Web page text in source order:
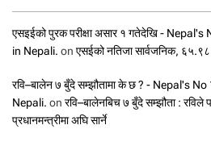
एसइईको पुरक परीक्षा असार १ गतेदेखि -
in Nepali. on एसईको नतिजा सार्वजनिक, ६५.९८
रवि–बालेन ७ बुँदे सम्झौतामा के छ ? - Nepal's
Nepali. on रवि–बालेनबिच ७ बुँदे सम्झौता : रविले
प्रधानमन्त्रीमा अघि सार्ने